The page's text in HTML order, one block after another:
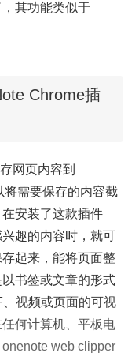
其功能类似于
Chrome插
网页内容到
将需要保存的内容截
安装了这款插件
趣的内容时，就可
起来，能将页面整
书签或文章的形式
视频或页面的可视
何计算机、平板电
web clipper